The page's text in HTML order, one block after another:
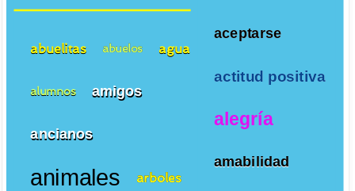
aceptarse
actitud positiva
alegría
amabilidad
abuelitas abuelos agua
alumnos amigos
ancianos
animales arboles